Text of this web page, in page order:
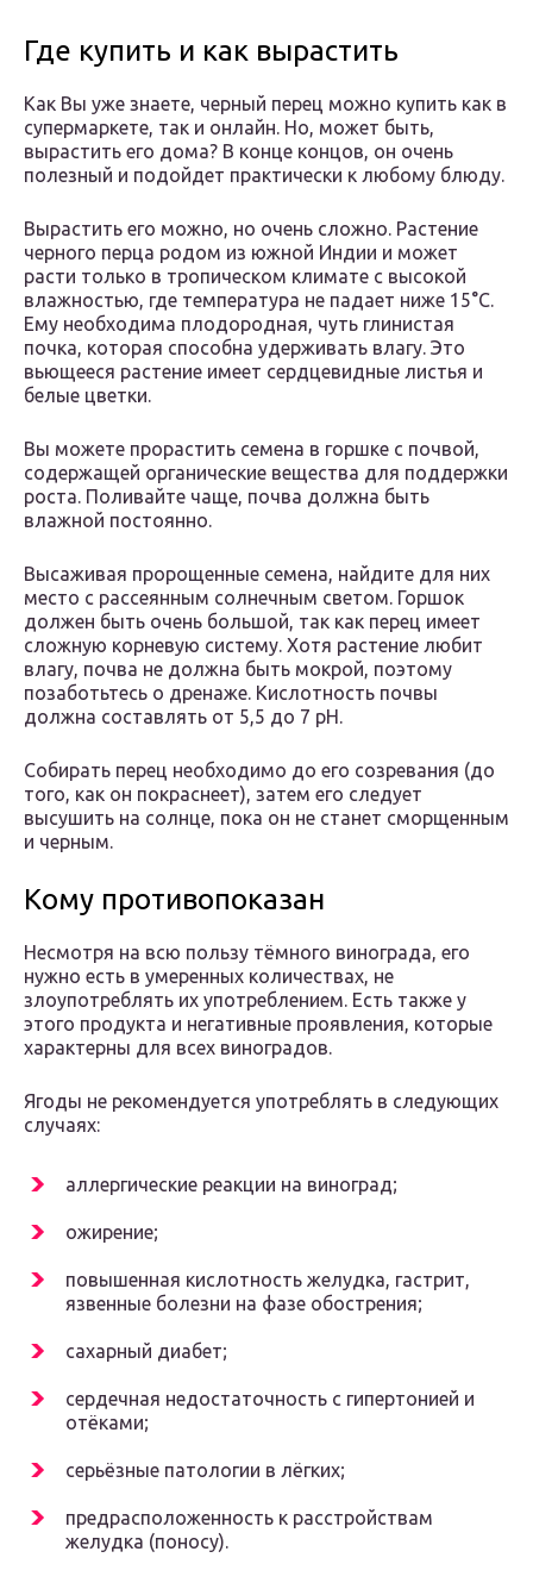
Где купить и как вырастить
Как Вы уже знаете, черный перец можно купить как в
супермаркете, так и онлайн. Но, может быть,
вырастить его дома? В конце концов, он очень
полезный и подойдет практически к любому блюду.
Вырастить его можно, но очень сложно. Растение
черного перца родом из южной Индии и может
расти только в тропическом климате с высокой
влажностью, где температура не падает ниже 15°С.
Ему необходима плодородная, чуть глинистая
почка, которая способна удерживать влагу. Это
вьющееся растение имеет сердцевидные листья и
белые цветки.
Вы можете прорастить семена в горшке с почвой,
содержащей органические вещества для поддержки
роста. Поливайте чаще, почва должна быть
влажной постоянно.
Высаживая пророщенные семена, найдите для них
место с рассеянным солнечным светом. Горшок
должен быть очень большой, так как перец имеет
сложную корневую систему. Хотя растение любит
влагу, почва не должна быть мокрой, поэтому
позаботьтесь о дренаже. Кислотность почвы
должна составлять от 5,5 до 7 pH.
Собирать перец необходимо до его созревания (до
того, как он покраснеет), затем его следует
высушить на солнце, пока он не станет сморщенным
и черным.
Кому противопоказан
Несмотря на всю пользу тёмного винограда, его
нужно есть в умеренных количествах, не
злоупотреблять их употреблением. Есть также у
этого продукта и негативные проявления, которые
характерны для всех виноградов.
Ягоды не рекомендуется употреблять в следующих
случаях:
аллергические реакции на виноград;
ожирение;
повышенная кислотность желудка, гастрит,
язвенные болезни на фазе обострения;
сахарный диабет;
сердечная недостаточность с гипертонией и
отёками;
серьёзные патологии в лёгких;
предрасположенность к расстройствам
желудка (поносу).